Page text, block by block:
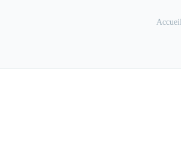
Accueil